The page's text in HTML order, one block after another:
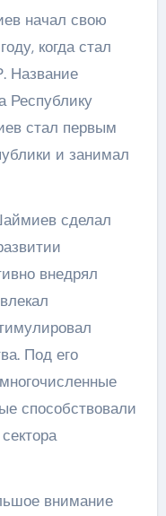
начал свою
когда стал
Название
Республику
стал первым
и занимал
сделал
внедрял
Под его
способствовали
внимание